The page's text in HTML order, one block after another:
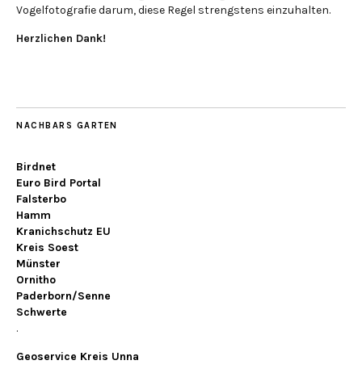
Vogelfotografie darum, diese Regel strengstens einzuhalten.
Herzlichen Dank!
NACHBARS GARTEN
Birdnet
Euro Bird Portal
Falsterbo
Hamm
Kranichschutz EU
Kreis Soest
Münster
Ornitho
Paderborn/Senne
Schwerte
.
Geoservice Kreis Unna